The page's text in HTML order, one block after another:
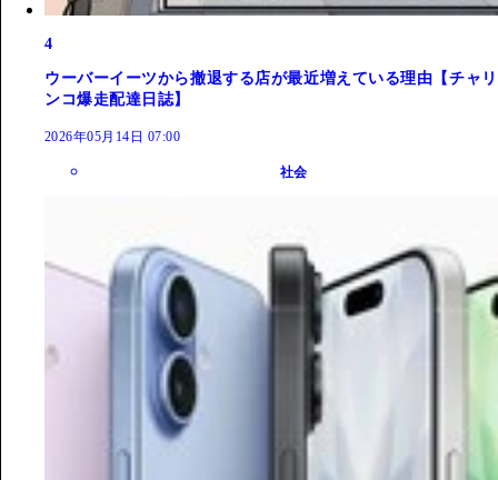
4
ウーバーイーツから撤退する店が最近増えている理由【チャリ
ンコ爆走配達日誌】
2026年05月14日 07:00
社会